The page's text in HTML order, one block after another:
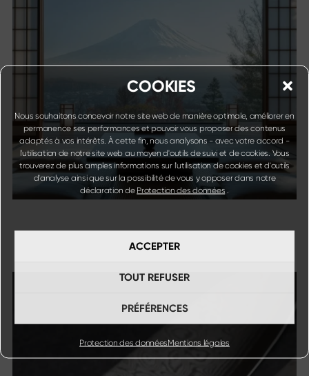
COOKIES
Nous souhaitons concevoir notre site web de manière optimale, améliorer en
permanence ses performances et pouvoir vous proposer des contenus
adaptés à vos intérêts. À cette fin, nous analysons - avec votre accord -
l'utilisation de notre site web au moyen d'outils de suivi et de cookies. Vous
trouverez de plus amples informations sur l'utilisation de cookies et d'outils
d'analyse ainsi que sur la possibilité de vous y opposer dans notre
déclaration de Protection des données
ACCEPTER
TOUT REFUSER
PRÉFÉRENCES
Protection des donnéesMentions légales